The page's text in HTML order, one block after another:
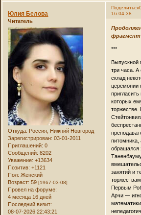
Поделиться
16:04:38
Юлия Белова
Читатель
Откуда: Россия, Нижний Новгород
Зарегистрирован: 03-01-2011
Приглашений: 0
Сообщений: 8202
Уважение: +13634
Позитив: +1121
Пол: Женский
Возраст: 59[1967-03-08]
Провел на форуме:
4 месяца 16 дней
Последний визит:
08-07-2026 22:43:21
фрагмент
***
Выпускной
три часа. А
склад
церемонии
которых
торжестве.
питомника,
обращался
занятий и
Первым
Арчи —